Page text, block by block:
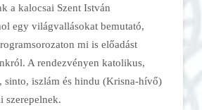
a kalocsai Szent István
egy világvallásokat bemutató,
mi is előadást
A rendezvényen katolikus,
sinto, iszlám és hindu (Krisna-hívő)
szerepelnek.